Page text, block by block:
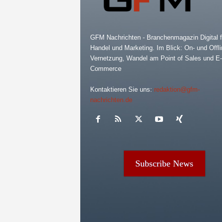
GFM Nachrichten - Branchenmagazin Digital
Handel und Marketing. Im Blick: On- und
Vernetzung, Wandel am Point of Sales und E-
Commerce
Kontaktieren Sie uns: redaktion@gfm-
nachrichten.de
Subscribe News